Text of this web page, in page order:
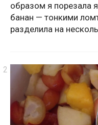
образом я порезала
банан — тонкими
разделила на